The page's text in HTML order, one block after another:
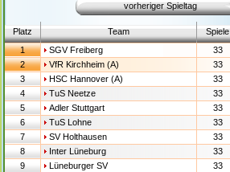
vorheriger Spieltag
Platz Team Spiele
1
SGV Freiberg 33
2
VfR Kirchheim (A) 33
3
HSC Hannover (A) 33
4
TuS Neetze 33
5
Adler Stuttgart 33
6
TuS Lohne 33
7
SV Holthausen 33
8
Inter Lüneburg 33
9
Lüneburger SV 33